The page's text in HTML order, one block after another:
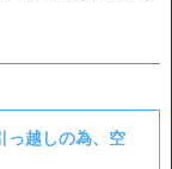
っ越しの為、空